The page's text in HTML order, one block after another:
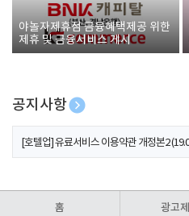
야놀자제휴점 금융혜택제공 위한
제휴 및 금융서비스 게시
공지사항
[호텔업] 개인정보 처리방침 개정본1
[호텔업] 유료서비스 이용약관 개정본2
홈 광고